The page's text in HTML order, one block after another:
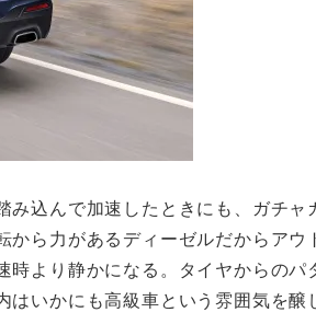
込んで加速したときにも、ガチャ
ら力があるディーゼルだからアウ
より静かになる。タイヤからのパ
いかにも高級車という雰囲気を醸